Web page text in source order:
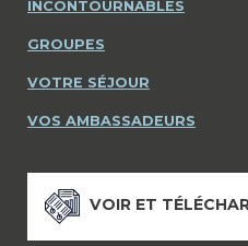
INCONTOURNABLES
GROUPES
VOTRE SÉJOUR
VOS AMBASSADEURS
VOIR ET